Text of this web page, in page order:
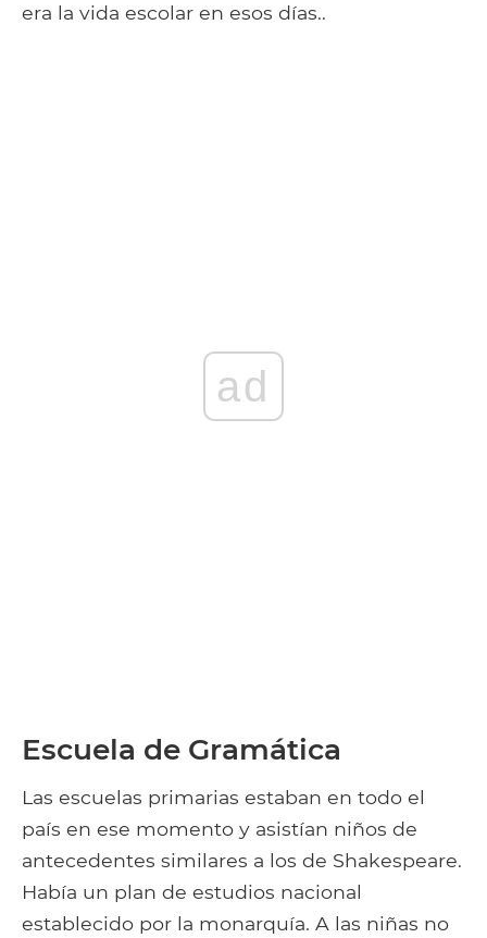
era la vida escolar en esos días..
ad
Escuela de Gramática
Las escuelas primarias estaban en todo el
país en ese momento y asistían niños de
antecedentes similares a los de Shakespeare.
Había un plan de estudios nacional
establecido por la monarquía. A las niñas no